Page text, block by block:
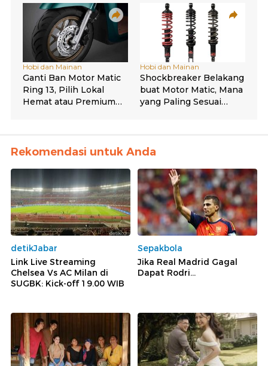
Rekomendasi untuk Anda
detikJabar
Link Live Streaming
Chelsea Vs AC Milan di
SUGBK: Kick-off 19.00 WIB
Sepakbola
Jika Real Madrid Gagal
Dapat Rodri...